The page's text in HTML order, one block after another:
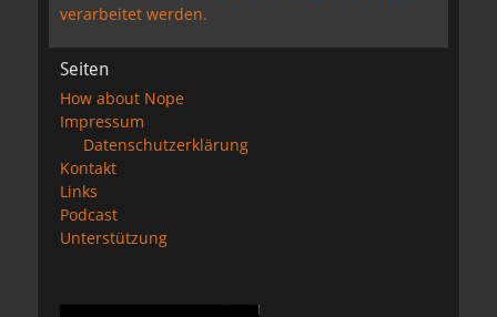
verarbeitet werden.
Seiten
How about Nope
Impressum
Datenschutzerklärung
Kontakt
Links
Podcast
Unterstützung